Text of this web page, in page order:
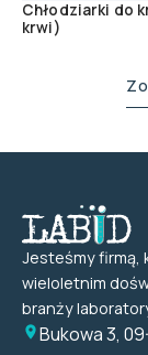
Chłodziarki do
krwi)
Jesteśmy firmą,
wieloletnim
branży
Bukowa 3,